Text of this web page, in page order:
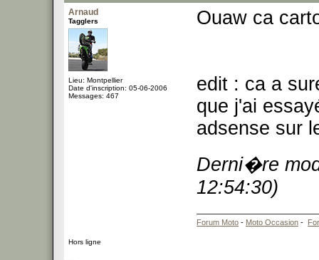
Arnaud
Tagglers
Lieu: Montpellier
Date d'inscription: 05-06-2006
Messages: 467
Ouaw ca
edit : ca a
que j'ai
adsense sur
Derni�re
12:54:30)
Forum Moto - Moto Occasion -
Hors ligne